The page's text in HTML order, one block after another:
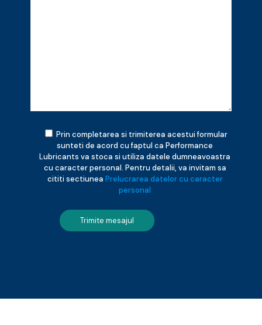
Prin completarea si trimiterea acestui formular
sunteti de acord cu faptul ca Performance
Lubricants va stoca si utiliza datele dumneavoastra
cu caracter personal. Pentru detalii, va invitam sa
cititi sectiunea Prelucrarea datelor cu caracter
personal